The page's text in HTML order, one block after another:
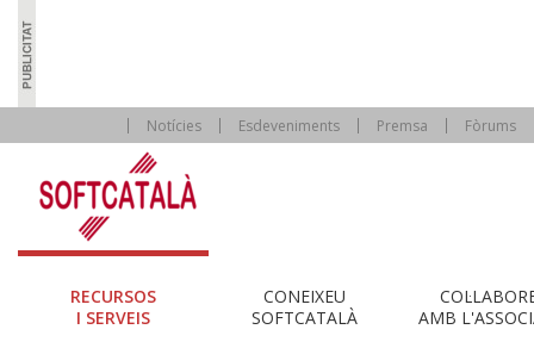
Notícies Esdeveniments Premsa Fòrums
RECURSOS
I SERVEIS
CONEIXEU
SOFTCATALÀ
AMB